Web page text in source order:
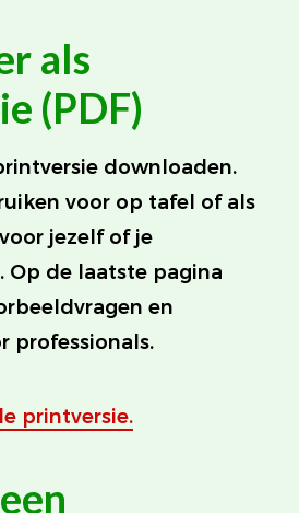
als
(PDF)
downloaden.
voor op tafel of als
jezelf of je
Op de laatste pagina
en
professionals.
printversie.